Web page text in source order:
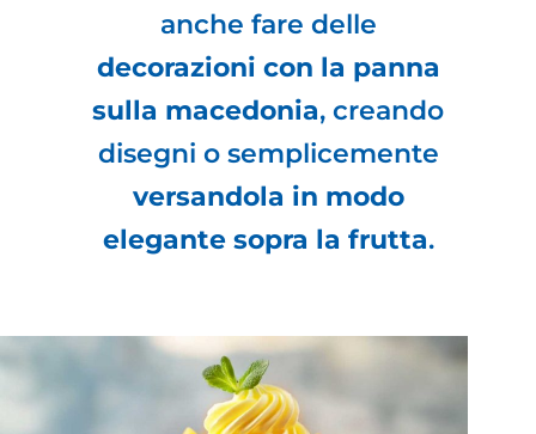
anche fare delle
decorazioni con la panna
sulla macedonia, creando
disegni o semplicemente
versandola in modo
elegante sopra la frutta.